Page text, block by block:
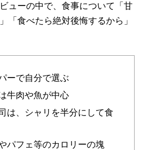
ューの中で、食事について「甘
「食べたら絶対後悔するから」
ーで自分で選ぶ
牛肉や魚が中心
は、シャリを半分にして食
パフェ等のカロリーの塊